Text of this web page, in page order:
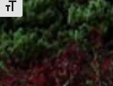
Betűméret váltása